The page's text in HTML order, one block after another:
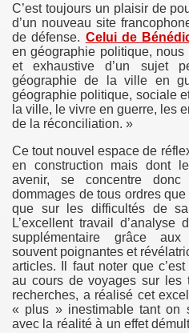
C’est toujours un plaisir de
d’un nouveau site
de défense. Celui de
en géographie politique,
et exhaustive d’un sujet
géographie de la ville en
géographie politique, sociale
la ville, le vivre en guerre, les
de la réconciliation. »
Ce tout nouvel espace de
en construction mais dont
avenir, se concentre
dommages de tous ordres
que sur les difficultés de
L’excellent travail d’analyse
supplémentaire grâce aux
souvent poignantes et
articles. Il faut noter que
au cours de voyages sur les
recherches, a réalisé cet
« plus » inestimable tant on
avec la réalité à un effet
en ex-Yougoslavie
la guerre